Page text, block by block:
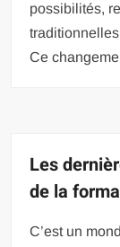
possibilités,
Ce
Les
de la
C’est un